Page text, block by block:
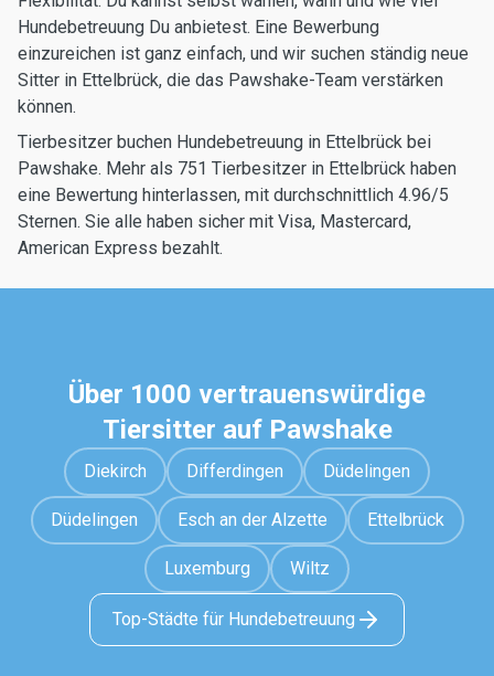
Hundebetreuung Du anbietest. Eine Bewerbung
einzureichen ist ganz einfach, und wir suchen ständig neue
Sitter in Ettelbrück, die das Pawshake-Team verstärken
können.
Tierbesitzer buchen Hundebetreuung in Ettelbrück bei
Pawshake. Mehr als 751 Tierbesitzer in Ettelbrück haben
eine Bewertung hinterlassen, mit durchschnittlich 4.96/5
Sternen. Sie alle haben sicher mit Visa, Mastercard,
American Express bezahlt.
Über 1000 vertrauenswürdige
Tiersitter auf Pawshake
Diekirch Differdingen Düdelingen
Düdelingen Esch an der Alzette Ettelbrück
Luxemburg Wiltz
Top-Städte für Hundebetreuung